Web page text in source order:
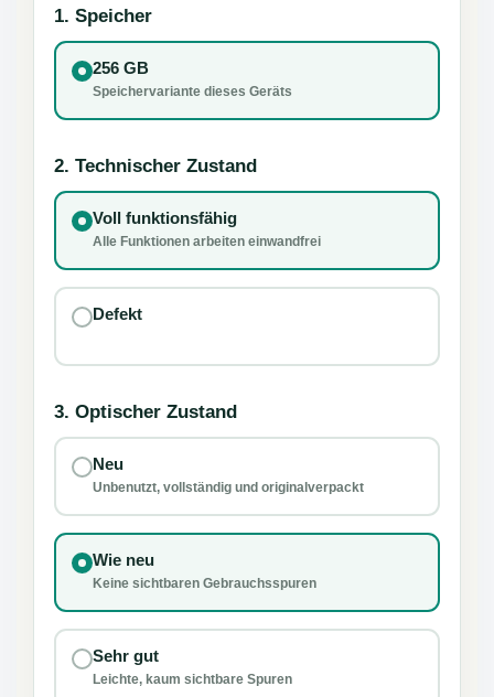
1. Speicher
256 GB
Speichervariante dieses Geräts
2. Technischer Zustand
Voll funktionsfähig
Alle Funktionen arbeiten einwandfrei
Defekt
3. Optischer Zustand
Neu
Unbenutzt, vollständig und originalverpackt
Wie neu
Keine sichtbaren Gebrauchsspuren
Sehr gut
Leichte, kaum sichtbare Spuren